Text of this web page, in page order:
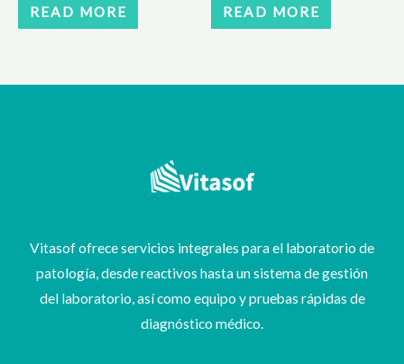
READ MORE READ MORE
Vitasof ofrece servicios integrales para el laboratorio de
patología, desde reactivos hasta un sistema de gestión
del laboratorio, así como equipo y pruebas rápidas de
diagnóstico médico.